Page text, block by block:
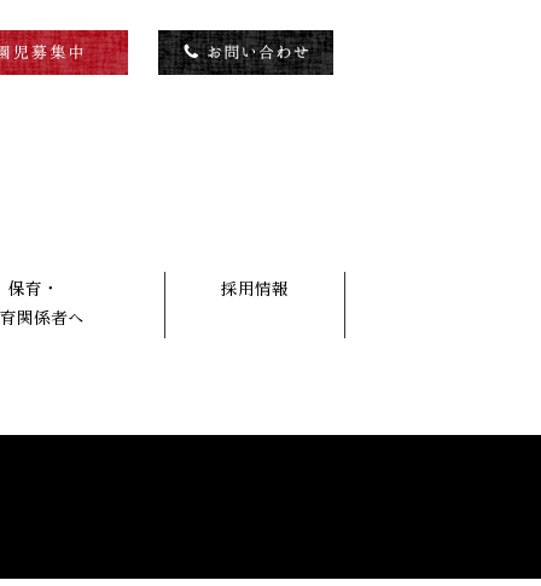
保育・
関係者へ
採用情報